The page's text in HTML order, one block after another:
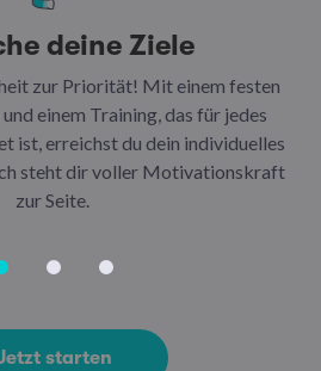
deine Ziele
zur Priorität! Mit einem festen
einem Training, das für jedes
ist, erreichst du dein individuelles
steht dir voller Motivationskraft
zur Seite.
starten